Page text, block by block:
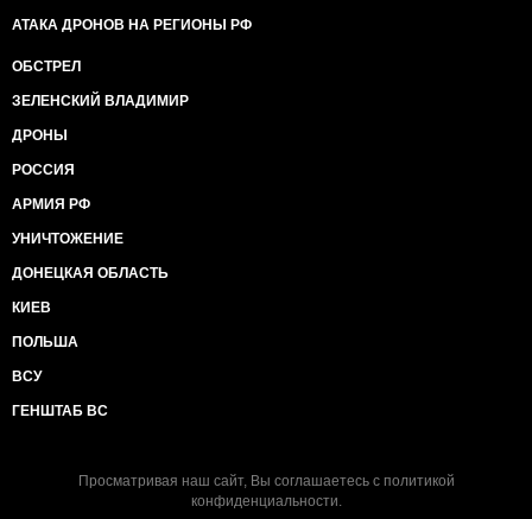
АТАКА ДРОНОВ НА РЕГИОНЫ РФ
ОБСТРЕЛ
ЗЕЛЕНСКИЙ ВЛАДИМИР
ДРОНЫ
РОССИЯ
АРМИЯ РФ
УНИЧТОЖЕНИЕ
ДОНЕЦКАЯ ОБЛАСТЬ
КИЕВ
ПОЛЬША
ВСУ
ГЕНШТАБ ВС
Просматривая наш сайт, Вы соглашаетесь с политикой
конфиденциальности.